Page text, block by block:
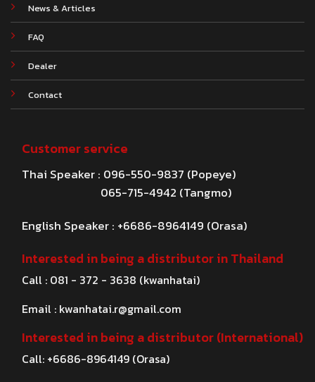
News & Articles
FAQ
Dealer
Contact
Customer service
Thai Speaker : 096-550-9837 (Popeye)
065-715-4942 (Tangmo)
English Speaker : +6686-8964149 (Orasa)
Interested in being a distributor in Thailand
Call : 081 - 372 - 3638 (kwanhatai)
Email : kwanhatai.r@gmail.com
Interested in being a distributor (International)
Call: +6686-8964149 (Orasa)